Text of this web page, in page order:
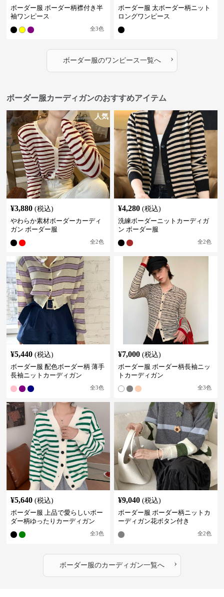
ボーダー服 ボーダー柄襟付き半
袖ワンピース
全3色
ボーダー服 太ボーダー柄ニット
ロングワンピース
ボーダー服のワンピース一覧へ ›
ボーダー服カーディガンのおすすめアイテム
人気
¥3,880 (税込)
やわらか素材ボーダーカーディ
ガン ボーダー服
全2色
¥4,280 (税込)
洗練ボーダーニットカーディガ
ン ボーダー服
全2色
¥5,440 (税込)
ボーダー服 配色ボーダー柄 薄手
長袖ニットカーディガン
全3色
¥7,000 (税込)
ボーダー服 ボーダー柄長袖ニッ
トカーディガン
全3色
¥5,640 (税込)
ボーダー服 上品で愛らしいボー
ダー柄ゆったりカーディガン
全3色
¥9,040 (税込)
ボーダー服 ボーダー柄ニットカ
ーディガン花ボタン付き
全2色
ボーダー服のカーディガン一覧へ ›